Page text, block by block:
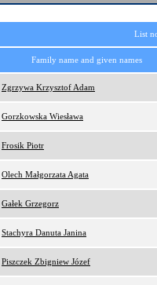
List
Family name and given names
Zgrzywa Krzysztof Adam
Gorzkowska Wiesława
Frosik Piotr
Olech Małgorzata Agata
Gałek Grzegorz
Stachyra Danuta Janina
Piszczek Zbigniew Józef